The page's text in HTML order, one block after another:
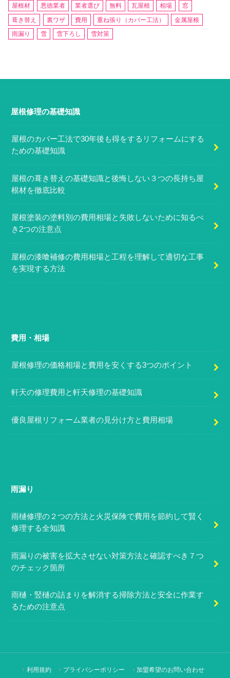
屋根材
悪徳業者 業者選び 無料 瓦屋根 相場
窓
葺き替え
裏ワザ 費用 重ね張り（カバー工法）
金属屋根
雨漏り
雪 雪下ろし 雪対策
屋根修理の基礎知識
屋根のカバー工法で30年後も得をするリフォームにする
ための基礎知識
屋根の葺き替えの基礎知識と後悔しない３つの長持ち屋
根材を徹底比較
屋根塗装の塗料別の費用相場と失敗しないために知るべ
き2つの注意点
屋根の漆喰補修の費用相場と工程を理解して適切な工事
を実現する方法
費用・相場
屋根修理の価格相場と費用を安くする3つのポイント
軒天の修理費用と軒天修理の基礎知識
優良屋根リフォーム業者の見分け方と費用相場
雨漏り
雨樋修理の２つの方法と火災保険で費用を節約して賢く
修理する全知識
雨漏りの被害を拡大させない対策方法と確認すべき７つ
のチェック箇所
雨樋・竪樋の詰まりを解消する掃除方法と安全に作業す
るための注意点
利用規約 プライバシーポリシー 加盟希望のお問い合わせ